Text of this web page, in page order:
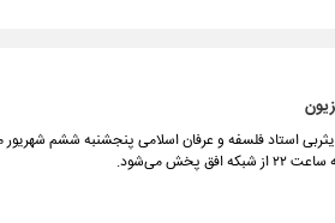
استاد فلسفه و عرفان اسلامی پنجشنبه ششم شهریور